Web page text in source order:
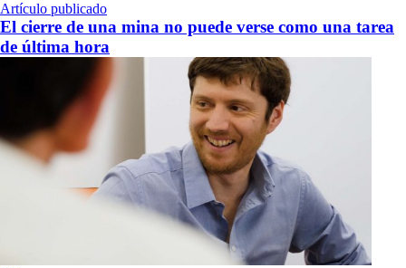
Artículo publicado
El cierre de una mina no puede verse como una tarea
de última hora